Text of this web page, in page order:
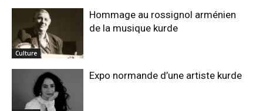
Culture
Hommage au rossignol arménien
de la musique kurde
Expo normande d’une artiste kurde